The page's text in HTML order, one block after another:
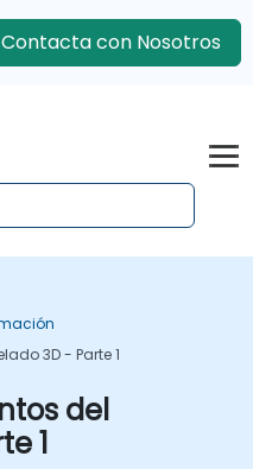
Contacta con Nosotros
3D - Parte 1
del
1